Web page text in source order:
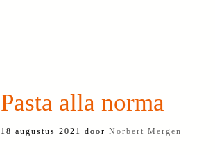
Pasta alla norma
18 augustus 2021 door Norbert Mergen